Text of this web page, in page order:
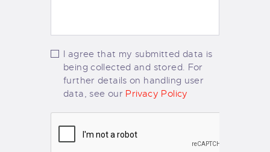
I agree that my submitted data is
being collected and stored. For
further details on handling user
data, see our Privacy Policy